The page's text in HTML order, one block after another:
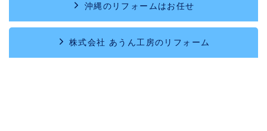
沖縄のリフォームはお任せ
株式会社 あうん工房のリフォーム